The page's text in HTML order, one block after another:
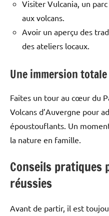
Visiter Vulcania, un
aux volcans.
Avoir un aperçu des
des ateliers locaux.
Une immersion
Faites un tour au cœur du
Volcans d’Auvergne pour
époustouflants. Un
la nature en famille.
Conseils pratiques
réussies
Avant de partir, il est